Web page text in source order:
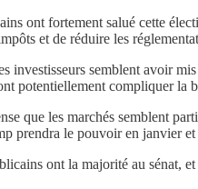
ont fortement salué cette
et de réduire les
investisseurs semblent avoir
potentiellement compliquer la
que les marchés semblent
prendra le pouvoir en janvier et
ont la majorité au sénat,